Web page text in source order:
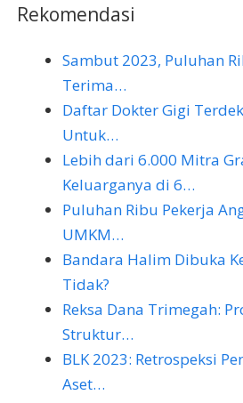
Rekomendasi
Sambut 2023, Puluhan
Terima…
Daftar Dokter Gigi
Untuk…
Lebih dari 6.000 Mitra
Keluarganya di 6…
Puluhan Ribu Pekerja
UMKM…
Bandara Halim Dibuka
Tidak?
Reksa Dana Trimegah:
Struktur…
BLK 2023: Retrospeksi
Aset…